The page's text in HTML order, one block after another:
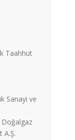
Taahhüt
Sanayi ve
Doğalgaz
A.Ş.